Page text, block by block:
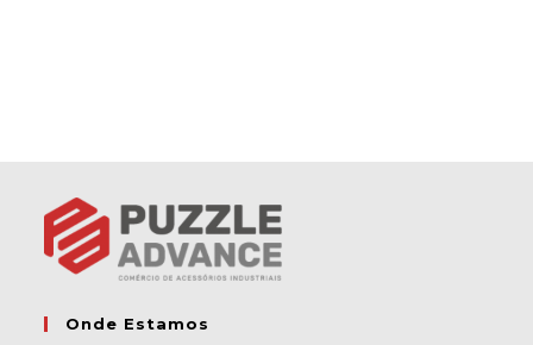
Onde Estamos